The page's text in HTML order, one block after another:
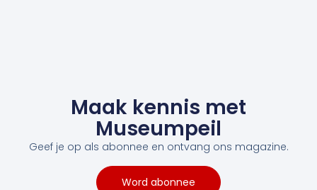
Maak kennis met
Museumpeil
Geef je op als abonnee en ontvang ons magazine.
Word abonnee